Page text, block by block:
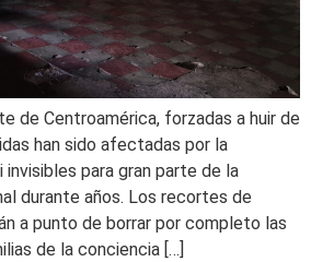
de Centroamérica, forzadas a huir de
han sido afectadas por la
invisibles para gran parte de la
durante años. Los recortes de
a punto de borrar por completo las
de la conciencia […]